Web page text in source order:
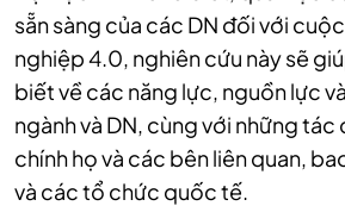
sẵn sàng của các DN đối với
nghiệp 4.0, nghiên cứu này sẽ
biết về các năng lực, nguồn lực
ngành và DN, cùng với những
chính họ và các bên liên quan,
và các tổ chức quốc tế.